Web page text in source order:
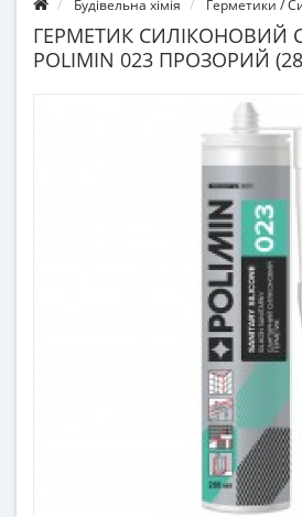
Будівельна хімія Герметики /
ГЕРМЕТИК СИЛІКОНОВИЙ
POLIMIN 023 ПРОЗОРИЙ